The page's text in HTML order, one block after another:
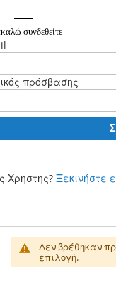
συνδεθείτε
πρόσβασης
Χρηστης? Ξεκινήστε
περιεχόμενο
Φορμάκια
Δεν βρέθηκαν
επιλογή.